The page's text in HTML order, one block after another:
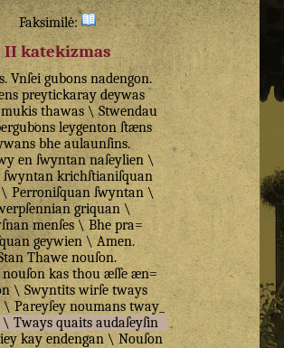
Faksimilė:
II katekizmas
.Vnſei gubons nadengon.
preytickaray deywas
mukis thawas\Stwendau
leygenton ſtæns
bhe aulaunſins.
en ſwyntan naſeylien \
ſwyntan krichſtianiſquan
\Perroniſquan ſwyntan\
griquan\
menſes\Bhe pra=
geywien\Amen.
Thawe nouſon.
nouſon kas thou æſſe æn=
\Swyntits wirſe tways
\Pareyſey noumans tway_
\ Tways quaits audaſeyſin
kay endengan\Nouſon